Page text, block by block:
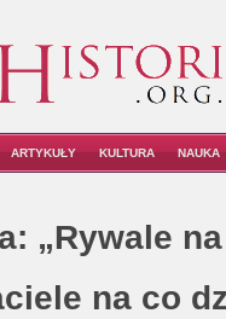
ARTYKUŁY KULTURA NAUKA
„Rywale
na co